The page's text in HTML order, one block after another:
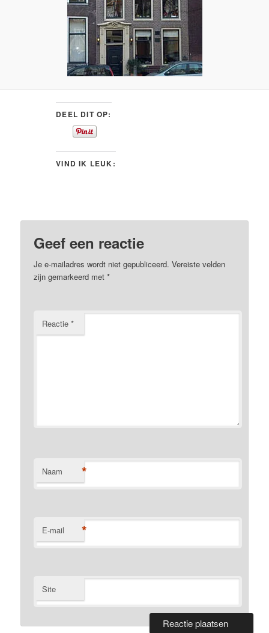
DEEL DIT OP:
VIND IK LEUK:
Geef een reactie
Je e-mailadres wordt niet gepubliceerd. Vereiste velden
zijn gemarkeerd met*
Reactie*
Naam *
E-mail *
Site